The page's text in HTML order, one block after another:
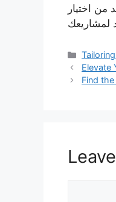
اختيار
Elevate
Find